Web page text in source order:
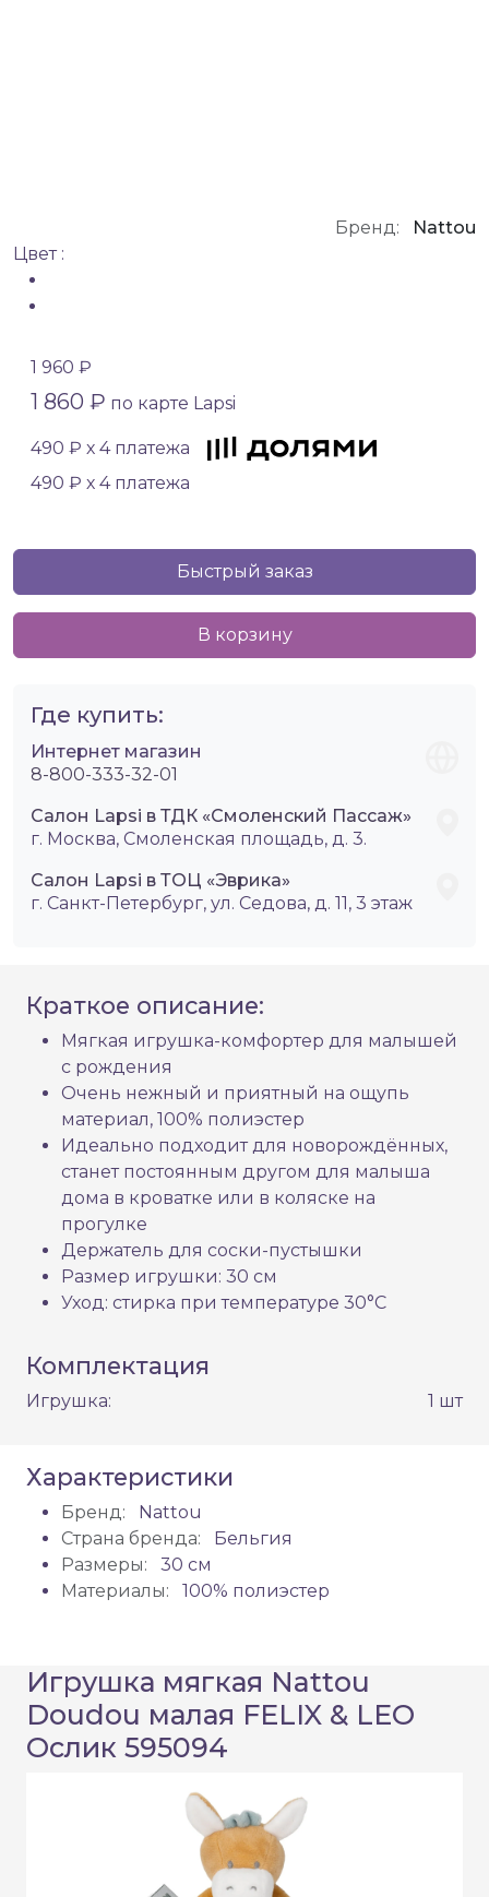
Бренд:
Nattou
Цвет :
1 960 ₽
1 860 ₽ по карте Lapsi
490 ₽ х 4 платежа
490 ₽ х 4 платежа
Быстрый заказ
В корзину
Где купить:
Интернет магазин
8-800-333-32-01
Салон Lapsi в ТДК «Смоленский Пассаж»
г. Москва, Смоленская площадь, д. 3.
Салон Lapsi в ТОЦ «Эврика»
г. Санкт-Петербург, ул. Седова, д. 11, 3 этаж
Краткое описание:
Мягкая игрушка-комфортер для малышей
с рождения
Очень нежный и приятный на ощупь
материал, 100% полиэстер
Идеально подходит для новорождённых,
станет постоянным другом для малыша
дома в кроватке или в коляске на
прогулке
Держатель для соски-пустышки
Размер игрушки: 30 см
Уход: стирка при температуре 30°С
Комплектация
Игрушка: 1 шт
Характеристики
Бренд:
Nattou
Страна бренда:
Бельгия
Размеры:
30 см
Материалы:
100% полиэстер
Игрушка мягкая Nattou
Doudou малая FELIX & LEO
Ослик 595094